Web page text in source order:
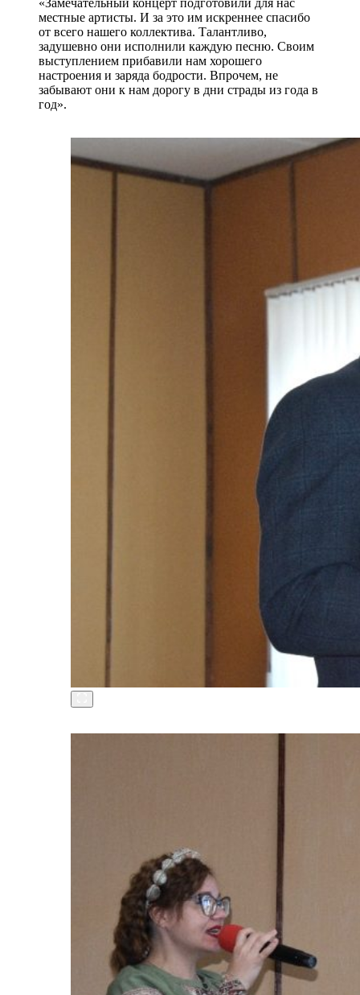
местные артисты. И за это им искреннее спасибо
от всего нашего коллектива. Талантливо,
задушевно они исполнили каждую песню. Своим
выступлением прибавили нам хорошего
настроения и заряда бодрости. Впрочем, не
забывают они к нам дорогу в дни страды из года в
год».